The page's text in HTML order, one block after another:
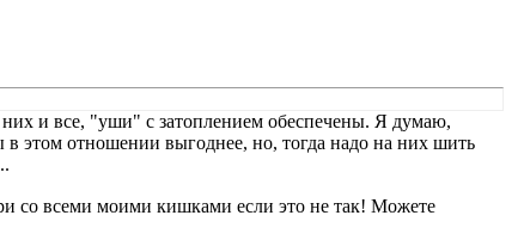
и все, "уши" с затоплением обеспечены. Я думаю,
в этом отношении выгоднее, но, тогда надо на них шить
со всеми моими кишками если это не так! Можете